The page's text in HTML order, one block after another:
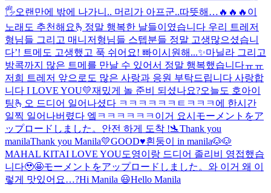
🖐오랜만에 밖에 나가니.. 머리가 아프군..따뜻해… 🔥🔥🔥 이
노래도 추천해요🫰 정말 행복한 날들이였습니다 우리 트레저
형님들 그리고 매니저형님들 스텝분들 정말 고생많으셨습니
다’! 트메도 고생했고 푹 쉬어요! 빠이 시원해...✨마닐라 그리고
방콕까지 많은 트메를 만날 수 있어서 정말 행복했습니다ㅠㅠ
저희 트레저 앞으로도 많은 사랑과 응원 부탁드립니다 사랑합
니다 I LOVE YOU💛재밌게 놀 준비 되셨나요?오늘도 호아이
팅🫰 오 드디어 일어나셨다 ㅋㅋㅋㅋㅋㅋㅌㅋㅋㅋ 에 한시간
일찍 일어나버렸다 엨ㅋㅋㅋㅋㅋㅋ이거 요시 モーメントをア
ップロードしました。 안전 하게 도착 !🛬Thank you
manilaThank you Manila💛GOOD♥️흰둥이 in manila🐶🐶
MAHAL KITAI LOVE YOU도영이랑 드디어 졸리비 영접했습
니다🥹🤩モーメントをアップロードしました。 와 이거 왜 이
렇게 맛있어요…?Hi Manila 😃Hello Manila